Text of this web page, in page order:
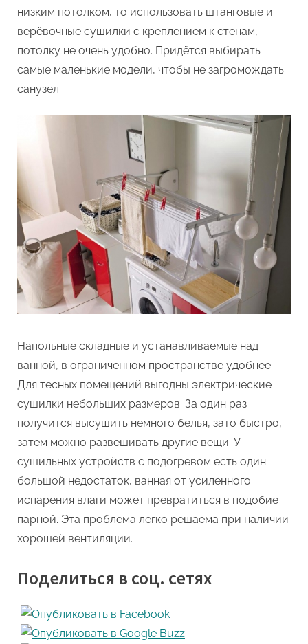
низким потолком, то использовать штанговые и
верёвочные сушилки с креплением к стенам,
потолку не очень удобно. Придётся выбирать
самые маленькие модели, чтобы не загромождать
санузел.
Напольные складные и устанавливаемые над
ванной, в ограниченном пространстве удобнее.
Для тесных помещений выгодны электрические
сушилки небольших размеров. За один раз
получится высушить немного белья, зато быстро,
затем можно развешивать другие вещи. У
сушильных устройств с подогревом есть один
большой недостаток, ванная от усиленного
испарения влаги может превратиться в подобие
парной. Эта проблема легко решаема при наличии
хорошей вентиляции.
Поделиться в соц. сетях